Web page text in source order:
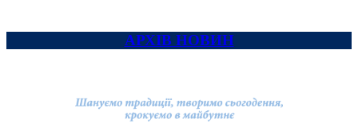
АРХІВ НОВИН